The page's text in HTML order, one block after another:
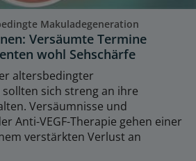
Makuladegeneration
Versäumte Termine
wohl Sehschärfe
altersbedingter
sich streng an ihre
Versäumnisse und
Anti-VEGF-Therapie gehen einer
verstärkten Verlust an